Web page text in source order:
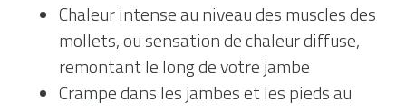
Chaleur intense au niveau des muscles des
mollets, ou sensation de chaleur diffuse,
remontant le long de votre jambe
Crampe dans les jambes et les pieds au